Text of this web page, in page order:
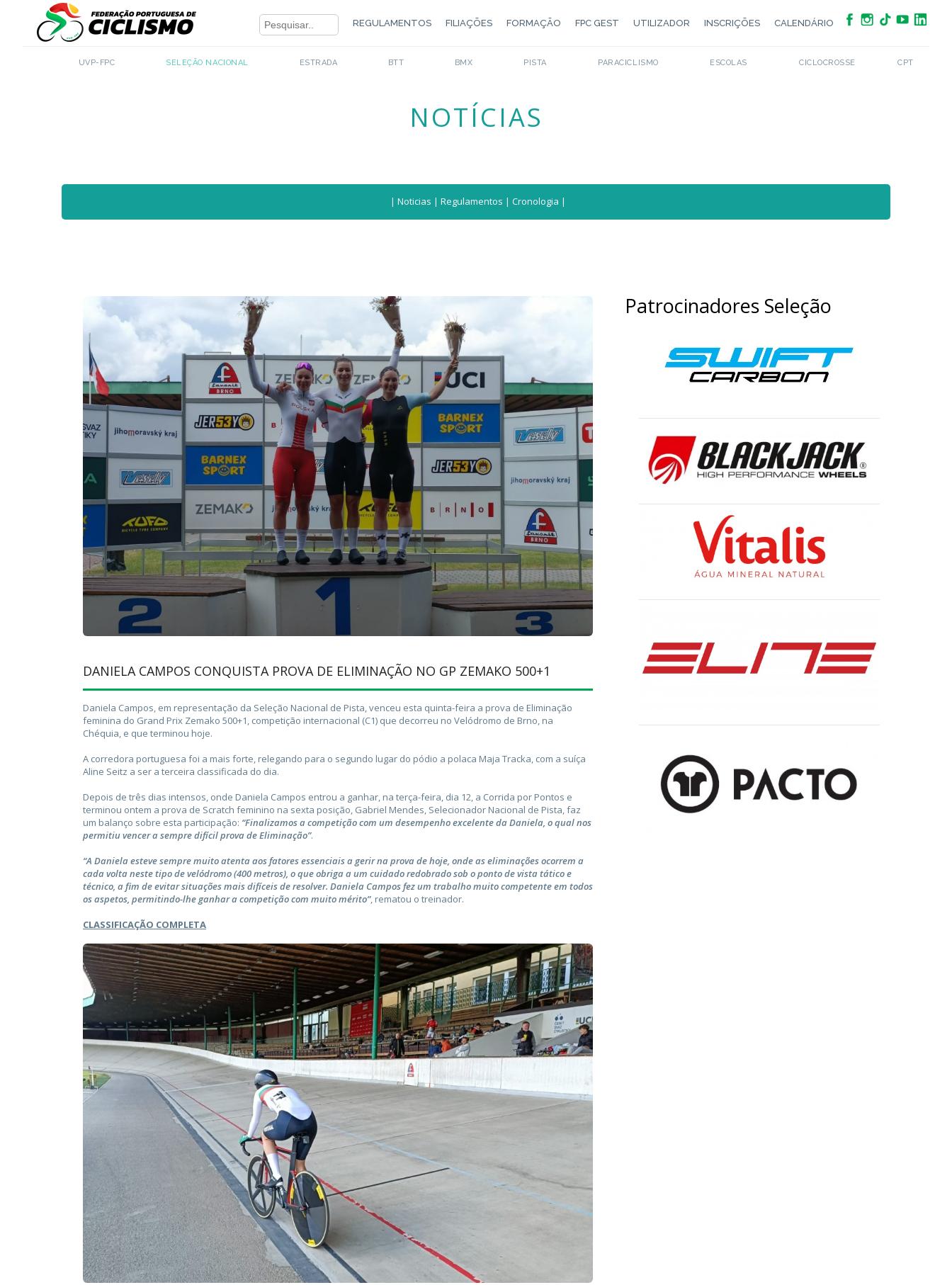
REGULAMENTOS FILIAÇÕES FORMAÇÃO FPC GEST UTILIZADOR INSCRIÇÕES CALENDÁRIO
UVP-FPC SELEÇÃO NACIONAL ESTRADA BTT BMX PISTA PARACICLISMO ESCOLAS CICLOCROSSE CPT
- Seleção Nacional
NOTÍCIAS
| Noticias | Regulamentos | Cronologia |
DANIELA CAMPOS CONQUISTA PROVA DE ELIMINAÇÃO NO GP ZEMAKO 500+1
Daniela Campos, em representação da Seleção Nacional de Pista, venceu esta quinta-feira a prova de Eliminação
feminina do Grand Prix Zemako 500+1, competição internacional (C1) que decorreu no Velódromo de Brno, na
Chéquia, e que terminou hoje.
A corredora portuguesa foi a mais forte, relegando para o segundo lugar do pódio a polaca Maja Tracka, com a suíça
Aline Seitz a ser a terceira classificada do dia.
Depois de três dias intensos, onde Daniela Campos entrou a ganhar, na terça-feira, dia 12, a Corrida por Pontos e
terminou ontem a prova de Scratch feminino na sexta posição, Gabriel Mendes, Selecionador Nacional de Pista, faz
um balanço sobre esta participação: “Finalizamos a competição com um desempenho excelente da Daniela, o qual nos
permitiu vencer a sempre difícil prova de Eliminação”.
“A Daniela esteve sempre muito atenta aos fatores essenciais a gerir na prova de hoje, onde as eliminações ocorrem a
cada volta neste tipo de velódromo (400 metros), o que obriga a um cuidado redobrado sob o ponto de vista tático e
técnico, a fim de evitar situações mais difíceis de resolver. Daniela Campos fez um trabalho muito competente em todos
os aspetos, permitindo-lhe ganhar a competição com muito mérito”, rematou o treinador.
CLASSIFICAÇÃO COMPLETA
Patrocinadores Seleção